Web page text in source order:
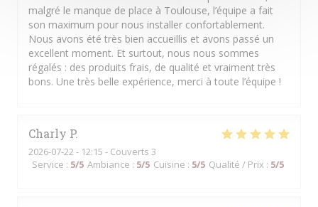
malgré le manque de place à Toulouse, l’équipe a fait
son maximum pour nous installer confortablement.
Nous avons été très bien accueillis et avons passé un
excellent moment. Et surtout, nous nous sommes
régalés : des produits frais, de qualité et vraiment très
bons. Une très belle expérience, merci à toute l’équipe !
Charly P
2026-07-22 - 12:15 - Couverts 3
Service : 5/5 Ambiance : 5/5 Cuisine : 5/5 Qualité / Prix : 5/5